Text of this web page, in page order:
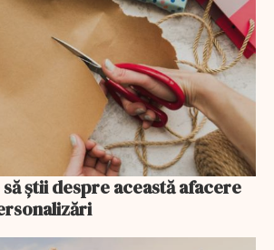
știi despre această afacere